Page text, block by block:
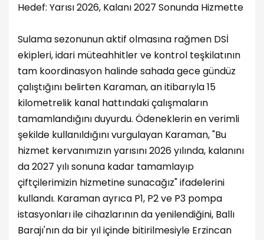
Hedef: Yarısı 2026, Kalanı 2027 Sonunda Hizmette
Sulama sezonunun aktif olmasına rağmen DSİ
ekipleri, idari müteahhitler ve kontrol teşkilatının
tam koordinasyon halinde sahada gece gündüz
çalıştığını belirten Karaman, an itibarıyla 15
kilometrelik kanal hattındaki çalışmaların
tamamlandığını duyurdu. Ödeneklerin en verimli
şekilde kullanıldığını vurgulayan Karaman, "Bu
hizmet kervanımızın yarısını 2026 yılında, kalanını
da 2027 yılı sonuna kadar tamamlayıp
çiftçilerimizin hizmetine sunacağız" ifadelerini
kullandı. Karaman ayrıca P1, P2 ve P3 pompa
istasyonları ile cihazlarının da yenilendiğini, Ballı
Barajı'nın da bir yıl içinde bitirilmesiyle Erzincan